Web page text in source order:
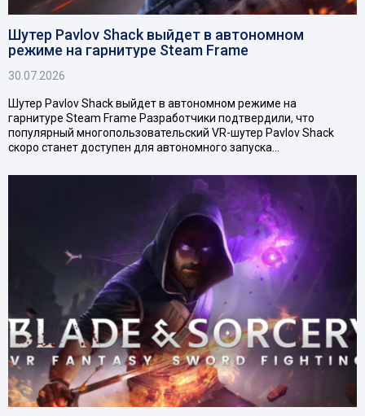
Шутер Pavlov Shack выйдет в автономном
режиме на гарнитуре Steam Frame
30.07.2026
Шутер Pavlov Shack выйдет в автономном режиме на
гарнитуре Steam Frame Разработчики подтвердили, что
популярный многопользовательский VR-шутер Pavlov Shack
скоро станет доступен для автономного запуска…